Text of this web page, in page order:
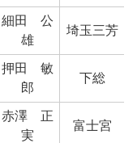
細田 公
雄
埼玉三芳
押田 敏
郎
下総
赤澤 正
実
富士宮